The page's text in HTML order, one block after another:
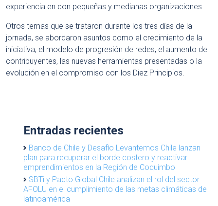
experiencia en con pequeñas y medianas organizaciones.
Otros temas que se trataron durante los tres días de la
jornada, se abordaron asuntos como el crecimiento de la
iniciativa, el modelo de progresión de redes, el aumento de
contribuyentes, las nuevas herramientas presentadas o la
evolución en el compromiso con los Diez Principios.
Entradas recientes
Banco de Chile y Desafío Levantemos Chile lanzan
plan para recuperar el borde costero y reactivar
emprendimientos en la Región de Coquimbo
SBTi y Pacto Global Chile analizan el rol del sector
AFOLU en el cumplimiento de las metas climáticas de
latinoamérica